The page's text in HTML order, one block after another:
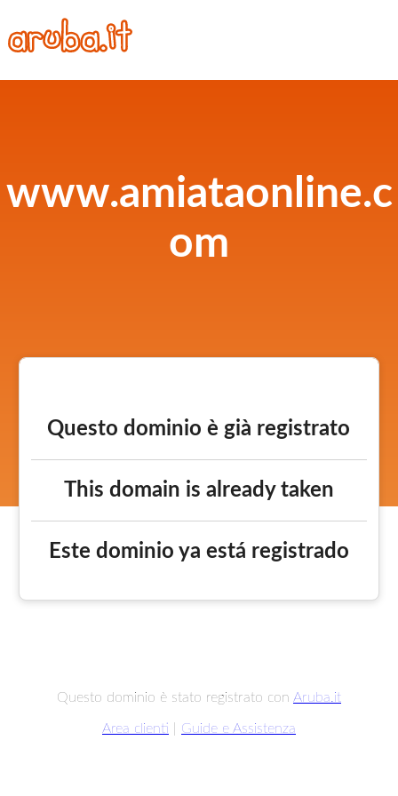
www.amiataonline.c
om
Questo dominio è già registrato
This domain is already taken
Este dominio ya está registrado
Questo dominio è stato registrato con Aruba.it
Area clienti Guide e Assistenza